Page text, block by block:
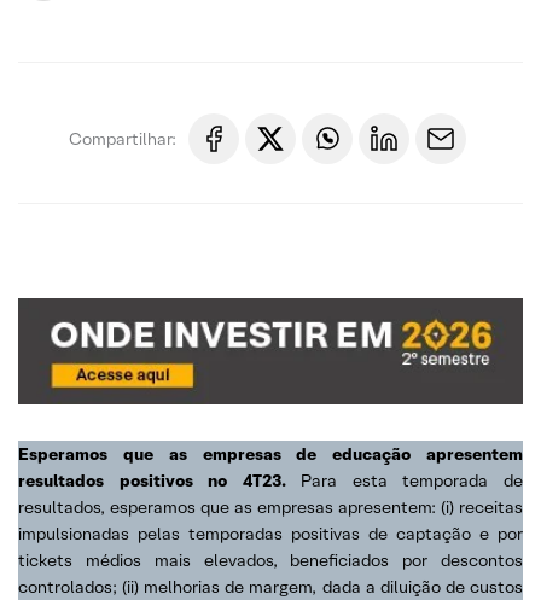
Compartilhar:
Esperamos que as empresas de educação apresentem
resultados positivos no 4T23.Para esta temporada de
resultados, esperamos que as empresas apresentem: (i) receitas
impulsionadas pelas temporadas positivas de captação e por
tickets médios mais elevados, beneficiados por descontos
controlados; (ii) melhorias de margem, dada a diluição de custos